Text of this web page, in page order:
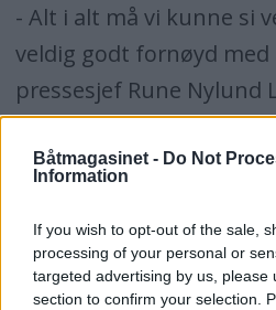
Båtmagasinet - Do Not
Information
If you wish to opt-out of the sale,
processing of your personal or
targeted advertising by us, please
section to confirm your selection.
- Alt i alt må vi kunne si
veldig godt fornøyd
pressesjef Rune Nylund
Knutsen)
Prestisjepris til